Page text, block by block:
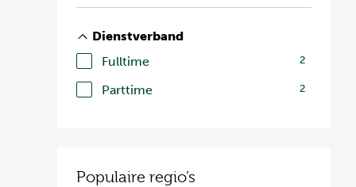
Dienstverband
Fulltime
2
Parttime 2
Populaire regio’s